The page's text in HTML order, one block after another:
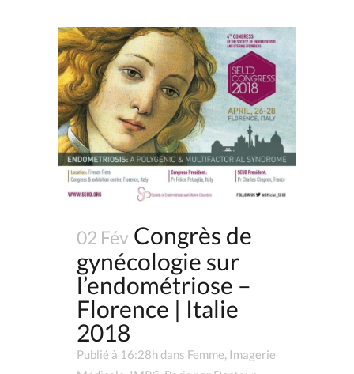
02 Fév Congrès de
gynécologie sur
l’endométriose –
Florence | Italie
2018
Publié à 16:28hdans Femme, Imagerie